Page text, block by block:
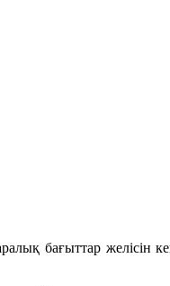
бағыттар желісін